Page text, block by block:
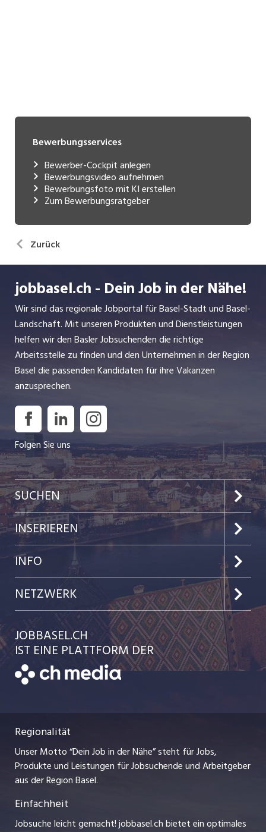
Bewerbungsservices
Bewerber-Cockpit anlegen
Bewerbungsvideo aufnehmen
Bewerbungsfoto mit KI erstellen
Zum Bewerbungsratgeber
Zurück
jobbasel.ch - Dein Job in der Nähe!
Wir sind das regionale Jobportal für Basel-Stadt und Basel-
Landschaft. Mit unseren Produkten und Dienstleistungen
helfen wir den Basler Jobsuchenden die richtige
Arbeitsstelle zu finden und den Unternehmen in der Region
Basel die passenden Kandidaten für ihre Vakanzen
anzusprechen.
Folgen Sie uns
SUCHEN
Jobs im Kanton Basel-Stadt
Jobs im Kanton Baselland
Jobs in der Stadt Basel
Jobs in der Stadt Liestal
Festanstellungen
Temporäre Jobs
Lehrstellen
Ferienjobs
Management / Kader-Jobs
INSERIEREN
Preise & Leistungen
Kundenlogin
Einzelinserat disponieren
Schnittstelle
INFO
Team
AGB
Datenschutzerklärung
Impressum
Stellenmeldepflicht
Bewerber-Cockpit
NETZWERK
jobbern.ch
zentraljob.ch
myjob.ch
jobzüri.ch
ajourjob.ch
JOBBASEL.CH
IST EINE PLATTFORM DER
Regionalität
Unser Motto “Dein Job in der Nähe” steht für Jobs,
Produkte und Leistungen für Jobsuchende und Arbeitgeber
aus der Region Basel.
Einfachheit
Jobsuche leicht gemacht! jobbasel.ch bietet ein optimales